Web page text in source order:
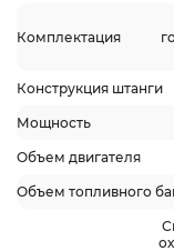
Комплектация
Конструкция штанги
Мощность
Объем двигателя
Объем топливного